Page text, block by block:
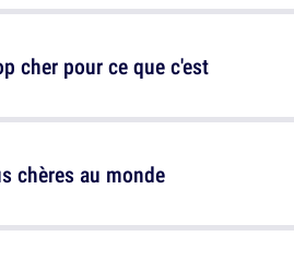
chères au monde
cher pour ce que c'est